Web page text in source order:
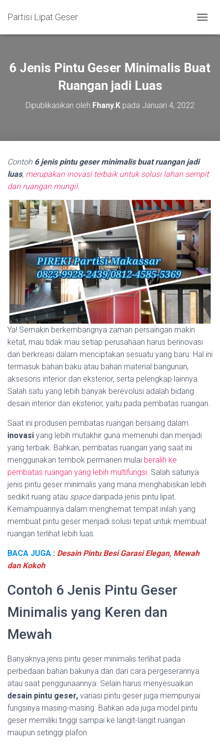
Partisi Lipat Geser
O
E
6 Jenis Pintu Geser Minimalis Buat
Ruangan jadi Luas
Dipublikasikan oleh Fhany.K pada Januari 4, 2022
Contoh 6 jenis pintu geser minimalis buat ruangan jadi
luas, merupakan inovasi terbaik untuk solusi lahan sempit
dan ruangan mungil.
Ya! Semakin berkembangnya zaman persaingan makin
ketat, mau tidak mau setiap perusahaan harus berinovasi
dan berkreasi dalam menciptakan sesuatu yang baru. Hal ini
termasuk bahan baku atau bahan material bangunan,
aksesoris interior dan eksterior, serta pelengkap lainnya.
Salah satu yang lebih banyak berevolusi adalah bidang
desain interior dan eksterior, yaitu pada pembatas ruangan.
Saat ini produsen pembatas ruangan bersaing dalam
inovasi yang lebih mutakhir guna memenuhi dan menjadi
yang terbaik. Bahkan, pembatas ruangan yang saat ini
menggunakan tembok permanen mulai beralih ke
pembatas ruangan yang lebih multifungsi. Salah satunya
jenis pintu geser minimalis yang mana menghabiskan lebih
sedikit ruang atau space daripada jenis pintu lipat.
Kemampuannya dalam menghemat tempat inilah yang
membuat pintu geser menjadi solusi tepat untuk membuat
ruangan terlihat lebih luas.
BACA JUGA : Desain Pintu Besi Garasi Elegan, Mewah
dan Kokoh
Contoh 6 Jenis Pintu Geser
Minimalis yang Keren dan
Mewah
Banyaknya jenis pintu geser minimalis terlihat pada
perbedaan bahan bakunya dan dari cara pergeserannya
atau saat penggunaannya. Selain harus menyesuaikan
desain pintu geser, variasi pintu geser juga mempunyai
fungsinya masing-masing. Bahkan ada juga model pintu
geser memiliki tinggi sampai ke langit-langit ruangan
maupun setinggi plafon.